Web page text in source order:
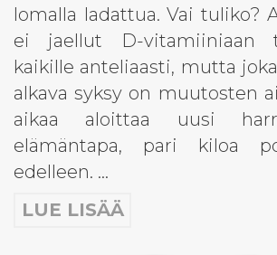
lomalla ladattua. Vai tuliko?
ei jaellut D-vitamiiniaan
kaikille anteliaasti, mutta
alkava syksy on muutosten
aikaa aloittaa uusi
elämäntapa, pari kiloa
edelleen. …
LUE LISÄÄ